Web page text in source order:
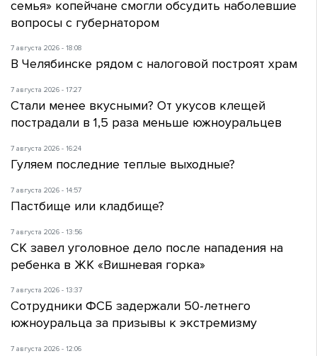
семья» копейчане смогли обсудить наболевшие
вопросы с губернатором
7 августа 2026 - 18:08
В Челябинске рядом с налоговой построят храм
7 августа 2026 - 17:27
Стали менее вкусными? От укусов клещей
пострадали в 1,5 раза меньше южноуральцев
7 августа 2026 - 16:24
Гуляем последние теплые выходные?
7 августа 2026 - 14:57
Пастбище или кладбище?
7 августа 2026 - 13:56
СК завел уголовное дело после нападения на
ребенка в ЖК «Вишневая горка»
7 августа 2026 - 13:37
Сотрудники ФСБ задержали 50-летнего
южноуральца за призывы к экстремизму
7 августа 2026 - 12:06